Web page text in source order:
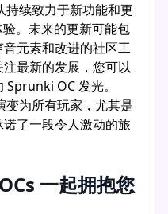
续致力于新功能和更
。未来的更新可能包
元素和改进的社区工
最新的发展，您可以
OC 发光。
为所有玩家，尤其是
了一段令人激动的旅
一起拥抱您